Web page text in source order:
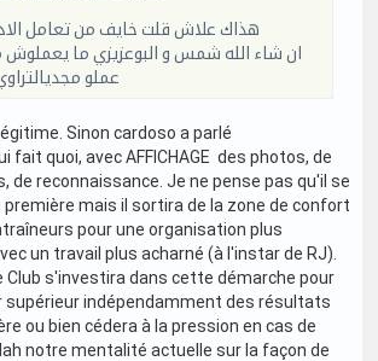
هذاك علاش قلت خايف من تعامل
ان شاء الله شمس و البوعزيزي ما يعملوش
عملو
Sinon cardoso a parlé
fait quoi, avec AFFICHAGE des photos, de
de reconnaissance. Je ne pense pas qu'il se
première mais il sortira de la zone de confort
pour une organisation plus
un travail plus acharné (à l'instar de RJ).
Club s'investira dans cette démarche pour
supérieur indépendamment des résultats
ou bien cédera à la pression en cas de
notre mentalité actuelle sur la façon de